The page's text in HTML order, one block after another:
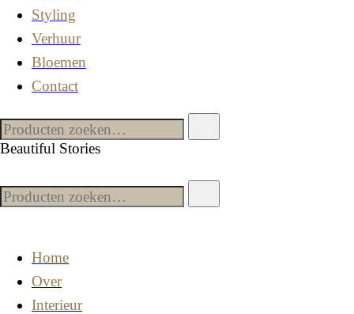
Styling
Verhuur
Bloemen
Contact
Beautiful Stories
Home
Over
Interieur